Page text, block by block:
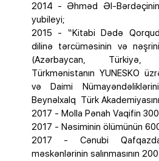
2014 - Əhməd Əl-Bərdəçinin
yubileyi;
2015 - “Kitabi Dədə
dilinə tərcüməsinin və
(Azərbaycan,
Türkmənistanın YUNESKO
və Daimi
Beynəlxalq Türk
2017 - Molla Pənah Vaqifin
2017 - Nəsiminin ölümünün
2017 - Cənubi
məskənlərinin salınmasının